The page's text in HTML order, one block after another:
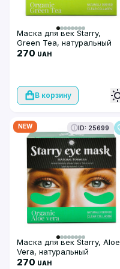
Маска для век Starry,
Green Tea, натуральный
прозрачный коллаген
270 UAH
В корзину
NEW ID: 25699
Маска для век Starry, Aloe
Vera, натуральный
прозрачный коллаген
270 UAH